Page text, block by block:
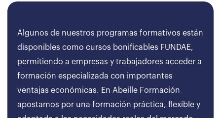
Algunos de nuestros programas formativos están
disponibles como cursos bonificables FUNDAE,
permitiendo a empresas y trabajadores acceder a
formación especializada con importantes
ventajas económicas. En Abeille Formación
apostamos por una formación práctica, flexible y